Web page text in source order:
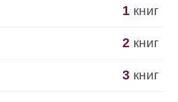
1 книг
2 книг
3 книг